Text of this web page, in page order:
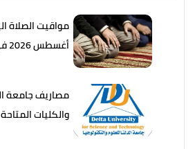
أغسطس 2026 في مصر
والكليات المتاحة